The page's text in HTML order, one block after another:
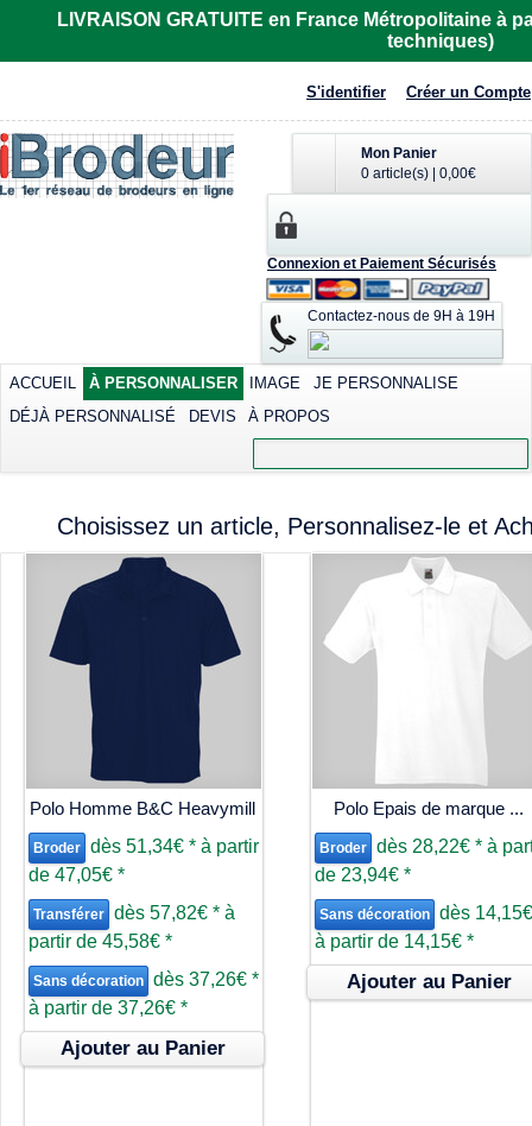
LIVRAISON GRATUITE en France Métropolitaine à
techniques)
S'identifier Créer un Compte
Mon Panier
0 article(s)
0,00€
Connexion et Paiement Sécurisés
Contactez-nous de 9H à 19H
ACCUEIL À PERSONNALISER IMAGE
JE PERSONNALISE
DÉJÀ PERSONNALISÉ
DEVIS À PROPOS
Choisissez un article, Personnalisez-le et
Polo Homme B&C Heavymill
Broder dès 51,34€ * à partir
de 47,05€ *
Transférer dès 57,82€ * à
partir de 45,58€ *
Sans décoration dès 37,26€ *
à partir de 37,26€ *
Ajouter au Panier
Polo Epais de marque ...
Broder dès 28,22€ * à
de 23,94€ *
Sans décoration dès
à partir de 14,15€ *
Ajouter au Panier